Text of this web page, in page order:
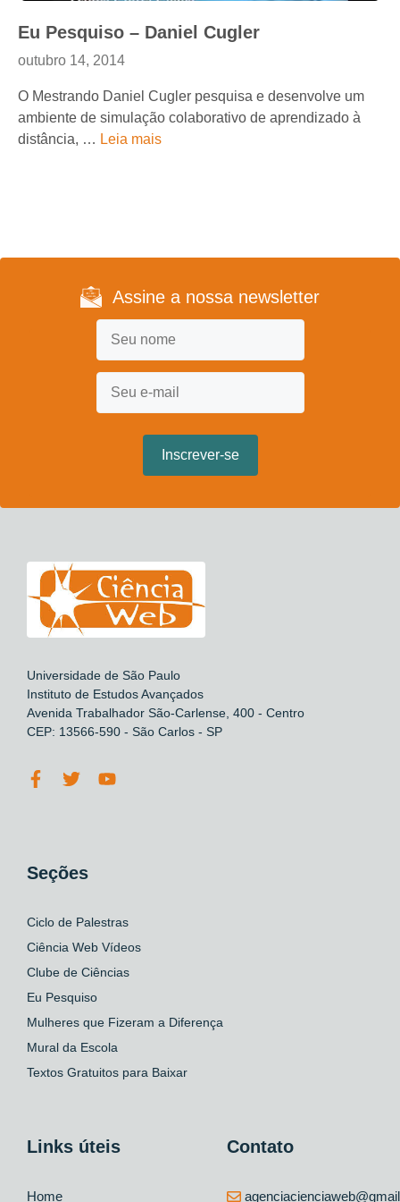
Eu Pesquiso – Daniel Cugler
outubro 14, 2014
O Mestrando Daniel Cugler pesquisa e desenvolve um
ambiente de simulação colaborativo de aprendizado à
distância, … Leia mais
Assine a nossa newsletter
Universidade de São Paulo
Instituto de Estudos Avançados
Avenida Trabalhador São-Carlense, 400 - Centro
CEP: 13566-590 - São Carlos - SP
Seções
Ciclo de Palestras
Ciência Web Vídeos
Clube de Ciências
Eu Pesquiso
Mulheres que Fizeram a Diferença
Mural da Escola
Textos Gratuitos para Baixar
Links úteis
Home
Contato